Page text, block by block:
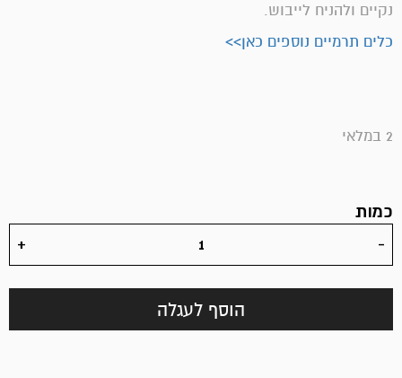
נקיים ולהניח לייבוש.
כלים תרמיים נוספים כאן>>
2 במלאי
כמות
הוסף לעגלה